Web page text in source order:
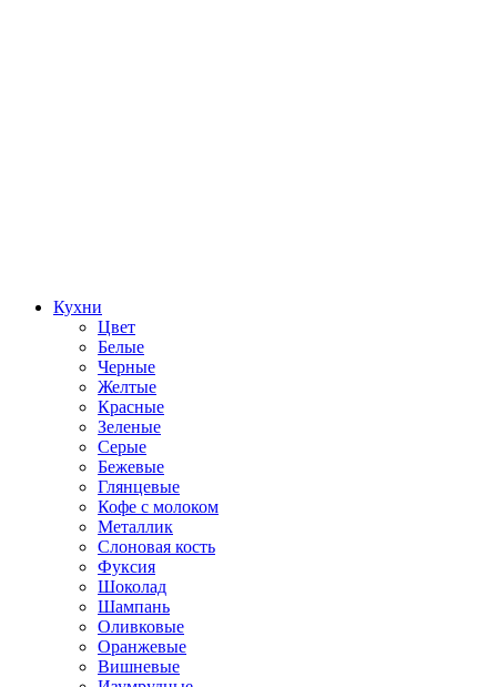
Кухни
Цвет
Белые
Черные
Желтые
Красные
Зеленые
Серые
Бежевые
Глянцевые
Кофе с молоком
Металлик
Слоновая кость
Фуксия
Шоколад
Шампань
Оливковые
Оранжевые
Вишневые